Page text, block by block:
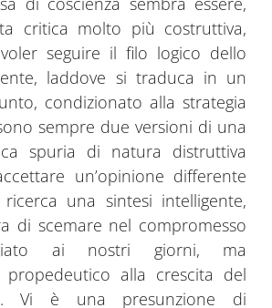
critica molto più costruttiva,
seguire il filo logico dello
laddove si traduca in un
condizionato alla strategia
sempre due versioni di una
spuria di natura distruttiva
un’opinione differente
una sintesi intelligente,
di scemare nel compromesso
ai nostri giorni, ma
propedeutico alla crescita del
Vi è una presunzione di